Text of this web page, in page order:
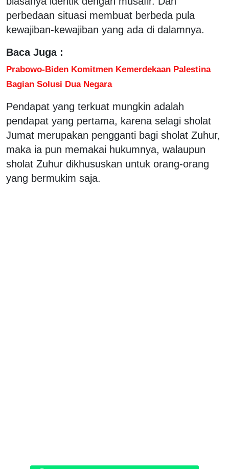
perbedaan situasi membuat berbeda pula
kewajiban-kewajiban yang ada di dalamnya.
Baca Juga :
Prabowo-Biden Komitmen Kemerdekaan Palestina
Bagian Solusi Dua Negara
Pendapat yang terkuat mungkin adalah
pendapat yang pertama, karena selagi sholat
Jumat merupakan pengganti bagi sholat Zuhur,
maka ia pun memakai hukumnya, walaupun
sholat Zuhur dikhususkan untuk orang-orang
yang bermukim saja.